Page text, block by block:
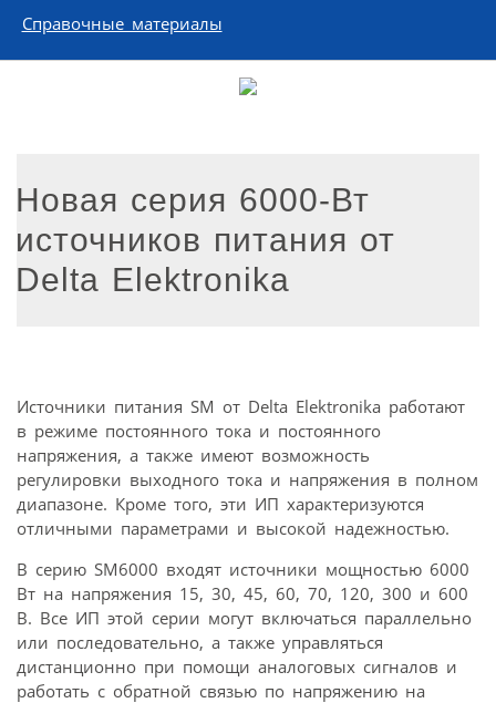
Справочные материалы
Новая серия 6000-Вт
источников питания от
Delta Elektronika
Источники питания SM от Delta Elektronika работают
в режиме постоянного тока и постоянного
напряжения, а также имеют возможность
регулировки выходного тока и напряжения в полном
диапазоне. Кроме того, эти ИП характеризуются
отличными параметрами и высокой надежностью.
В серию SM6000 входят источники мощностью 6000
Вт на напряжения 15, 30, 45, 60, 70, 120, 300 и 600
В. Все ИП этой серии могут включаться параллельно
или последовательно, а также управляться
дистанционно при помощи аналоговых сигналов и
работать с обратной связью по напряжению на